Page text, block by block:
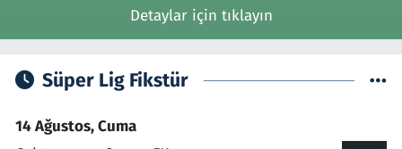
Detaylar için tıklayın
Süper Lig Fikstür
14 Ağustos, Cuma